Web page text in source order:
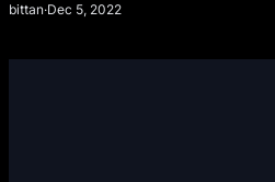
bittan·Dec 5, 2022